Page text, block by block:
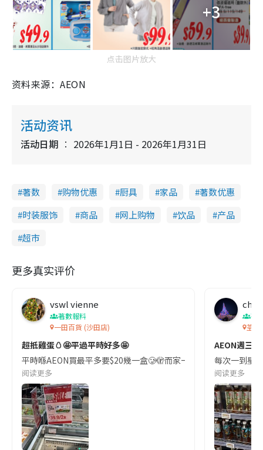
+3
点击图片放大
资料来源：AEON
活动资讯
活动日期 2026年1月1日 - 2026年1月31日
著数 购物优惠 厨具 家品
著数优惠
时装服饰
商品 网上购物 饮品
产品
超市
更多真实评价
vswl vienne
著數報料
一田百貨 (沙田店)
超抵雞蛋🥚🤩平過平時好多🤩
平時喺AEON買最平多要$20幾一盒🥲🫣而家一田做緊優惠唔使
阅读更多
著
荃灣
AEON週三
每次一到星
阅读更多